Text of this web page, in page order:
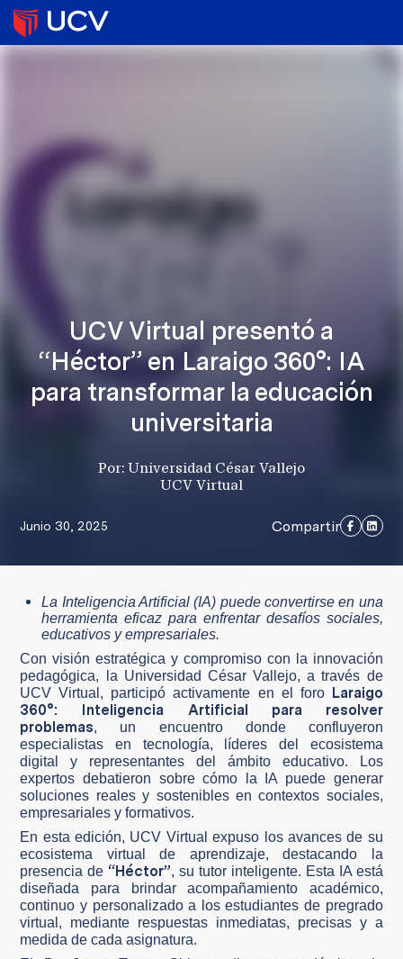
UCV Virtual presentó a
“Héctor” en Laraigo 360°: IA
para transformar la educación
universitaria
Por: Universidad César Vallejo
UCV Virtual
Junio 30, 2025 Compartir
La Inteligencia Artificial (IA) puede convertirse en una
herramienta eficaz para enfrentar desafíos sociales,
educativos y empresariales.
Con visión estratégica y compromiso con la innovación
pedagógica, la Universidad César Vallejo, a través de
UCV Virtual, participó activamente en el foro Laraigo
360°: Inteligencia Artificial para resolver
problemas, un encuentro donde confluyeron
especialistas en tecnología, líderes del ecosistema
digital y representantes del ámbito educativo. Los
expertos debatieron sobre cómo la IA puede generar
soluciones reales y sostenibles en contextos sociales,
empresariales y formativos.
En esta edición, UCV Virtual expuso los avances de su
ecosistema virtual de aprendizaje, destacando la
presencia de “Héctor”, su tutor inteligente. Esta IA está
diseñada para brindar acompañamiento académico,
continuo y personalizado a los estudiantes de pregrado
virtual, mediante respuestas inmediatas, precisas y a
medida de cada asignatura.